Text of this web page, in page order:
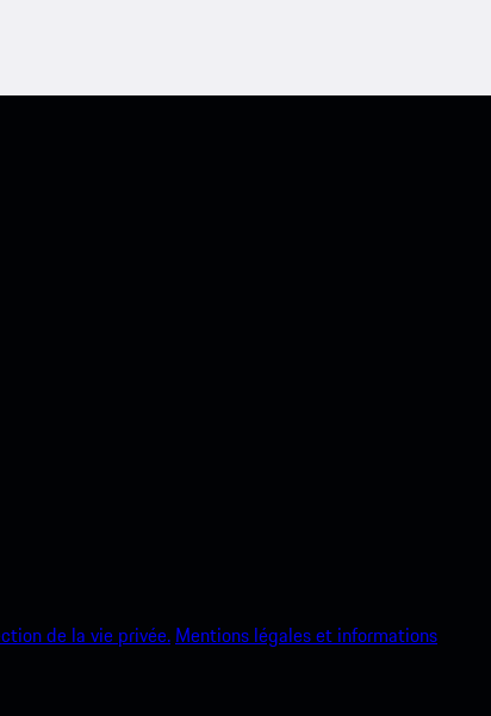
de la vie privée. Mentions légales et informations